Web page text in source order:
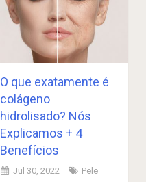
O que exatamente é
colágeno
hidrolisado? Nós
Explicamos + 4
Benefícios
Jul 30, 2022 Pele